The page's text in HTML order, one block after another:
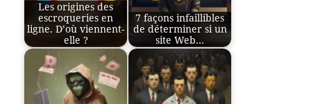
Les origines des
escroqueries en
ligne. D’où viennent-
elle ?
7 façons infaillibles
de déterminer si un
site Web…